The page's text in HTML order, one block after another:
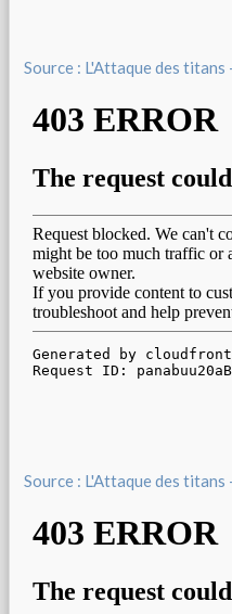
Source : L'Attaque des
Source : L'Attaque des